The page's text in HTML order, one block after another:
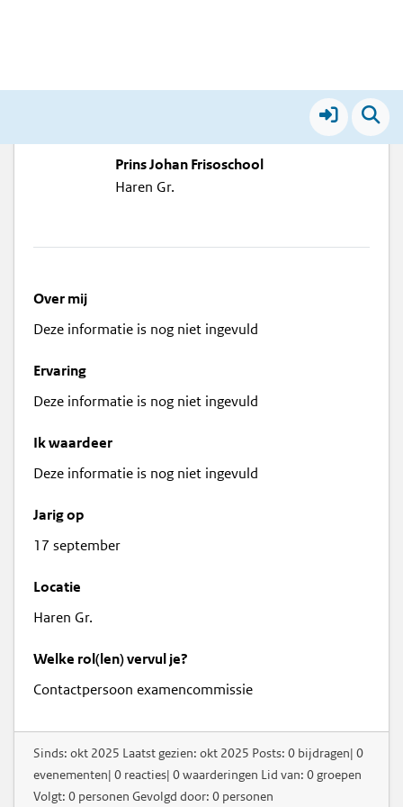
Prins Johan Frisoschool
Haren Gr.
Over mij
Deze informatie is nog niet ingevuld
Ervaring
Deze informatie is nog niet ingevuld
Ik waardeer
Deze informatie is nog niet ingevuld
Jarig op
17 september
Locatie
Haren Gr.
Welke rol(len) vervul je?
Contactpersoon examencommissie
Sinds: okt 2025 Laatst gezien: okt 2025 Posts: 0 bijdragen| 0
evenementen| 0 reacties| 0 waarderingen Lid van: 0 groepen
Volgt: 0 personen Gevolgd door: 0 personen